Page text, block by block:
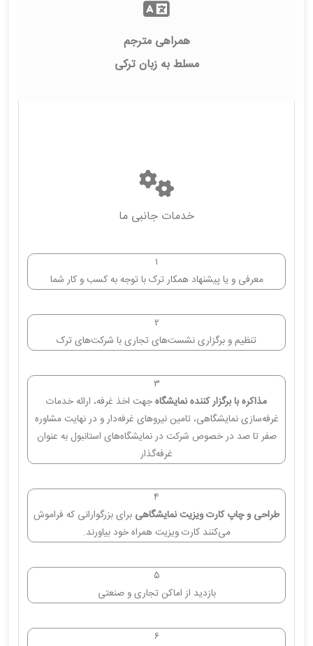
همراهی مترجم
مسلط به زبان ترکی
خدمات جانبی ما
۱
معرفی و یا پیشنهاد همکار ترک با توجه به کسب و کار شما
۲
تنظیم و برگزاری نشست‌های تجاری با شرکت‌های ترک
۳
مذاکره با برگزار کننده نمایشگاهجهت اخذ غرفه، ارائه خدمات
غرفه‌سازی نمایشگاهی، تامین نیروهای غرفه‌دار و در نهایت مشاوره
صفر تا صد در خصوص شرکت در نمایشگاه‌های استانبول به عنوان
غرفه‌گذار
۴
طراحی و چاپ کارت ویزیت نمایشگاهی برای بزرگوارانی که فراموش
می‌کنند کارت ویزیت همراه خود بیاورند.
۵
بازدید از اماکن تجاری و صنعتی
۶